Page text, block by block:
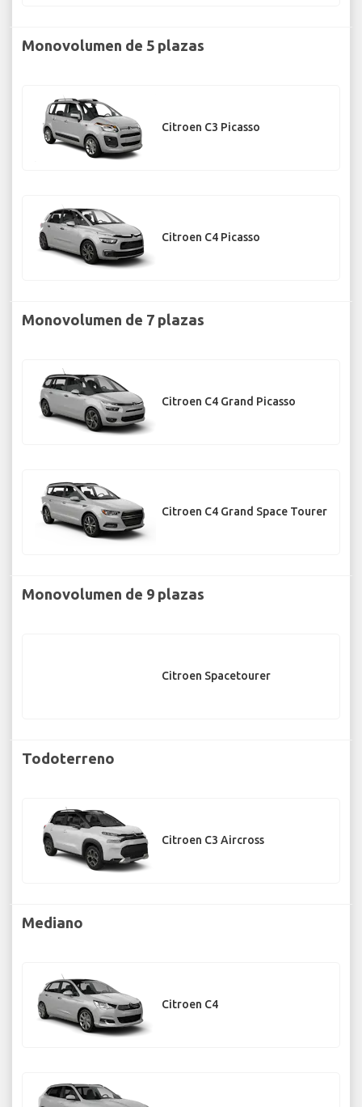
Monovolumen de 5 plazas
Citroen C3 Picasso
Citroen C4 Picasso
Monovolumen de 7 plazas
Citroen C4 Grand Picasso
Citroen C4 Grand Space Tourer
Monovolumen de 9 plazas
Citroen Spacetourer
Todoterreno
Citroen C3 Aircross
Mediano
Citroen C4